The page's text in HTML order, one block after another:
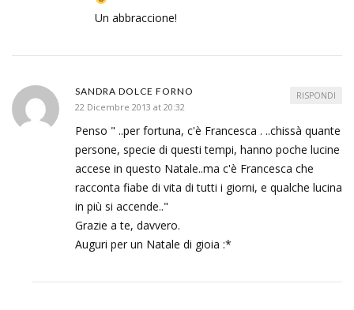
Un abbraccione!
SANDRA DOLCE FORNO
22 Dicembre 2013 at 20:32
Penso " ..per fortuna, c'è Francesca . ..chissà quante
persone, specie di questi tempi, hanno poche lucine
accese in questo Natale..ma c'è Francesca che
racconta fiabe di vita di tutti i giorni, e qualche lucina
in più si accende.."
Grazie a te, davvero.
Auguri per un Natale di gioia :*
RISPONDI